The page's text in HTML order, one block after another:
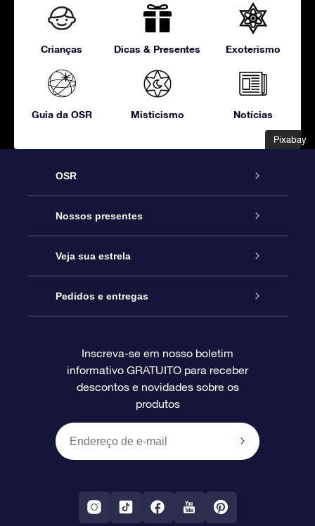
Pixabay
Pixabay
Crianças Dicas & Presentes Exoterismo
Guia da OSR Misticismo Notícias
OSR
Serviço
Entre em contato conosco
Blog
Avaliações
Nossos presentes
Presente estrelar on-line
Pacote de presente da OSR
O cartão de presente da OSR
Presentes corporativos
Veja sua estrela
Star Register
Página estelar personalizada
Um Milhão de Estrelas
OSR Starsaver
Aplicativo RV Fly me to the stars
Pedidos e entregas
Informações de pagamento
Política de devolução
Constelações
Inscreva-se em nosso boletim
informativo GRATUITO para receber
descontos e novidades sobre os
produtos